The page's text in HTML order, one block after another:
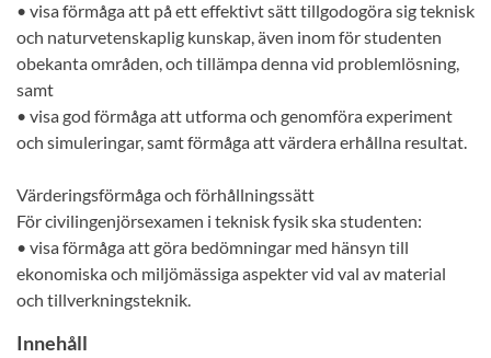
• visa förmåga att på ett effektivt sätt tillgodogöra sig teknisk
och naturvetenskaplig kunskap, även inom för studenten
obekanta områden, och tillämpa denna vid problemlösning,
samt
• visa god förmåga att utforma och genomföra experiment
och simuleringar, samt förmåga att värdera erhållna resultat.
Värderingsförmåga och förhållningssätt
För civilingenjörsexamen i teknisk fysik ska studenten:
• visa förmåga att göra bedömningar med hänsyn till
ekonomiska och miljömässiga aspekter vid val av material
och tillverkningsteknik.
Innehåll